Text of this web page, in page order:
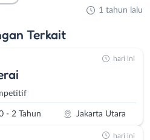
1 tahun lalu
Terkait
- 2 Tahun Jakarta Utara
hari ini
hari ini